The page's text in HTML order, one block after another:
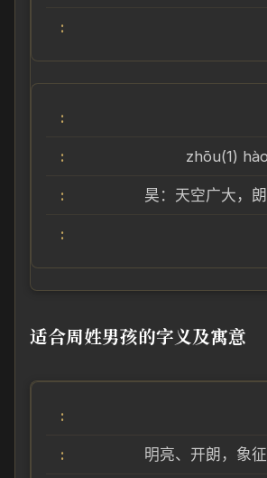
zhōu(1)
昊：天空广大，
适合周姓男孩的字义及寓意
明亮、开朗，象